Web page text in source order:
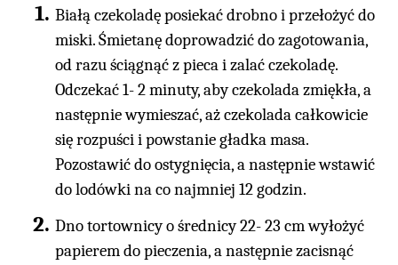
Białą czekoladę posiekać drobno i przełożyć do
miski. Śmietanę doprowadzić do zagotowania,
od razu ściągnąć z pieca i zalać czekoladę.
Odczekać 1- 2 minuty, aby czekolada zmiękła, a
następnie wymieszać, aż czekolada całkowicie
się rozpuści i powstanie gładka masa.
Pozostawić do ostygnięcia, a następnie wstawić
do lodówki na co najmniej 12 godzin.
Dno tortownicy o średnicy 22- 23 cm wyłożyć
papierem do pieczenia, a następnie zacisnąć